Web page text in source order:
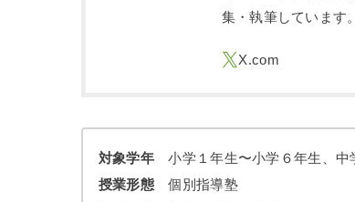
集・執筆しています。
対象学年 小学１年生〜小学６年生、中
授業形態 個別指導塾